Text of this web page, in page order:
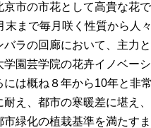
京市の市花として高貴な花
末まで毎月咲く性質から人
バラの回廊において、主力
園芸学院の花卉イノベー
には概ね８年から10年と非
耐え、都市の寒暖差に堪え
市緑化の植栽基準を満たす